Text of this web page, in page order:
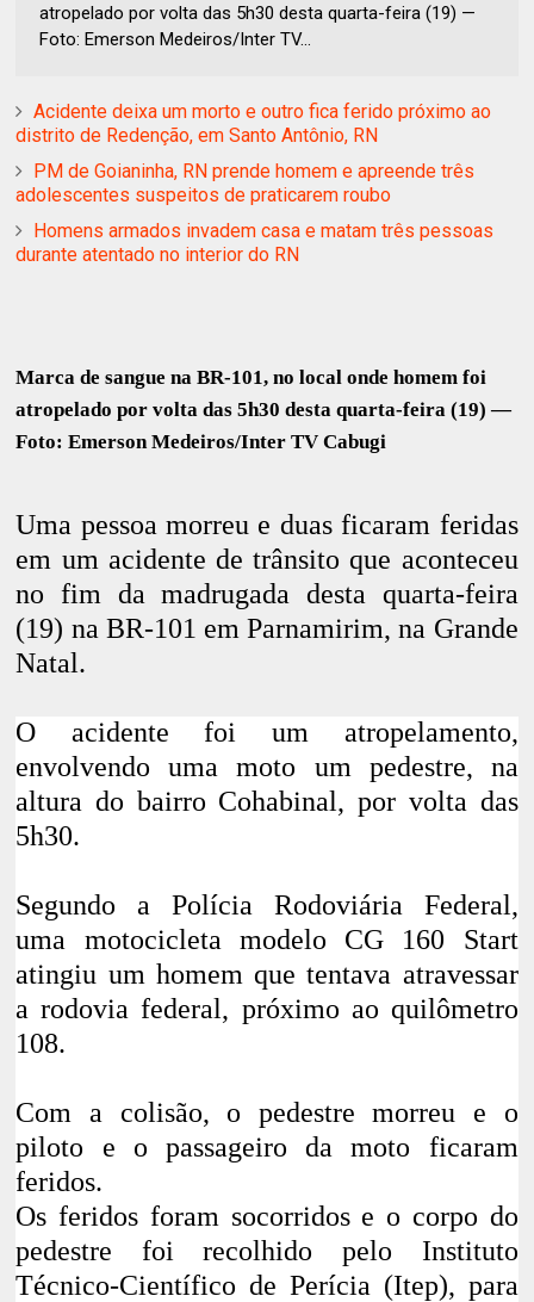
atropelado por volta das 5h30 desta quarta-feira (19) —
Foto: Emerson Medeiros/Inter TV...
Acidente deixa um morto e outro fica ferido próximo ao
distrito de Redenção, em Santo Antônio, RN
PM de Goianinha, RN prende homem e apreende três
adolescentes suspeitos de praticarem roubo
Homens armados invadem casa e matam três pessoas
durante atentado no interior do RN
Marca de sangue na BR-101, no local onde homem foi
atropelado por volta das 5h30 desta quarta-feira (19) —
Foto: Emerson Medeiros/Inter TV Cabugi
Uma pessoa morreu e duas ficaram feridas
em um acidente de trânsito que aconteceu
no fim da madrugada desta quarta-feira
(19) na BR-101 em Parnamirim, na Grande
Natal.
O acidente foi um atropelamento,
envolvendo uma moto um pedestre, na
altura do bairro Cohabinal, por volta das
5h30.
Segundo a Polícia Rodoviária Federal,
uma motocicleta modelo CG 160 Start
atingiu um homem que tentava atravessar
a rodovia federal, próximo ao quilômetro
108.
Com a colisão, o pedestre morreu e o
piloto e o passageiro da moto ficaram
feridos.
Os feridos foram socorridos e o corpo do
pedestre foi recolhido pelo Instituto
Técnico-Científico de Perícia (Itep), para